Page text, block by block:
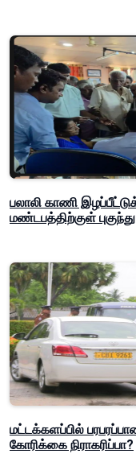
பலாலி காணி
மண்டபத்திற்குள்
மட்டக்களப்பில்
கோரிக்கை நிராகரிப்பா?